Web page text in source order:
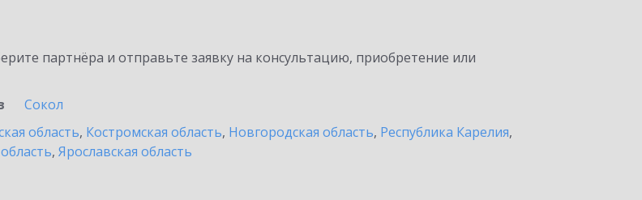
партнёра и отправьте заявку на консультацию, приобретение или
Сокол
область, Костромская область, Новгородская область, Республика Карелия,
, Ярославская область